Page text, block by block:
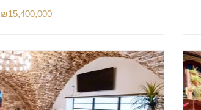
₪15,400,000